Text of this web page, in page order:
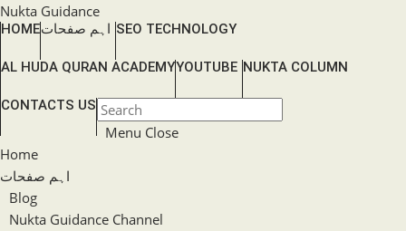
Skip
to
Nukta Guidance
HOMEاہم صفحات SEO TECHNOLOGY
AL HUDA QURAN ACADEMYYOUTUBE NUKTA COLUMN
CONTACTS USTOGGLE
WEBSITE
SEARCH
Menu Close
Home
اہم صفحات
Blog
Nukta Guidance Channel